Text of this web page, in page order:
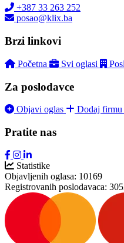
+387 33 263 252
posao@klix.ba
Brzi linkovi
Početna Svi oglasi
Za poslodavce
Objavi oglas Dodaj firmu
Pratite nas
Statistike
Objavljenih oglasa: 10169
Registrovanih poslodavaca: